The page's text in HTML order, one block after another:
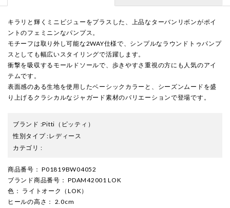
キラリと輝くミニビジューをプラスした、上品なターバンリボンがポイ
ントのフェミニンなパンプス。
モチーフは取り外し可能な2WAY仕様で、シンプルなラウンドトゥパンプ
スとしても幅広いスタイリングで活躍します。
衝撃を吸収するモールドソールで、歩きやすさ重視の方にも人気のアイ
テムです。
表面感のある生地を使用したベーシックカラーと、シーズンムードを盛
り上げるクラシカルなジャガード素材のバリエーションで登場です。
ブランド :Pitti （ピッティ）
性別タイプ:レディース
カテゴリ :
商品番号 ： P01819BW04052
ブランド商品番号 ： PDAM42001 LOK
色 ： ライトオーク（LOK）
ヒールの高さ ： 2.0cm